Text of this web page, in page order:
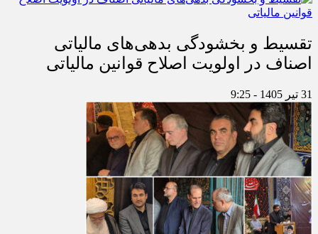
تقسیط و بخشودگی بدهی‌های مالیاتی
اصناف در اولویت اصلاح قوانین مالیاتی
31 تیر 1405 - 9:25